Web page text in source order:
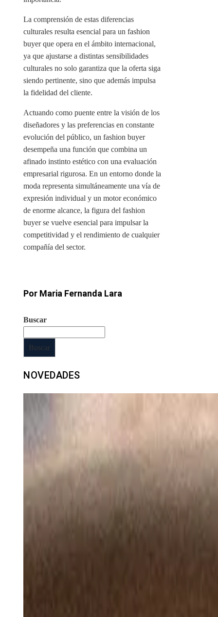
La comprensión de estas diferencias
culturales resulta esencial para un fashion
buyer que opera en el ámbito internacional,
ya que ajustarse a distintas sensibilidades
culturales no solo garantiza que la oferta siga
siendo pertinente, sino que además impulsa
la fidelidad del cliente.
Actuando como puente entre la visión de los
diseñadores y las preferencias en constante
evolución del público, un fashion buyer
desempeña una función que combina un
afinado instinto estético con una evaluación
empresarial rigurosa. En un entorno donde la
moda representa simultáneamente una vía de
expresión individual y un motor económico
de enorme alcance, la figura del fashion
buyer se vuelve esencial para impulsar la
competitividad y el rendimiento de cualquier
compañía del sector.
Por Maria Fernanda Lara
Buscar
Buscar
NOVEDADES